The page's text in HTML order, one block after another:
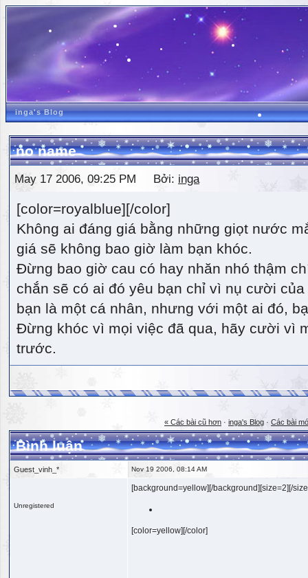
inga's Blog
no name
May 17 2006, 09:25 PM Bởi: inga
[color=royalblue][/color]
Không ai đáng giá bằng những giọt nước
giá sẽ không bao giờ làm bạn khóc.
Đừng bao giờ cau có hay nhăn nhó thậm
chắn sẽ có ai đó yêu bạn chỉ vì nụ cười
bạn là một cá nhân, nhưng với một ai đó,
Đừng khóc vì mọi việc đã qua, hãy cười vì
trước.
« Các bài cũ hơn · inga's Blog · Các bài
Bình luận
Guest_vinh_* Nov 19 2006, 08:14 AM
Unregistered
[background=yellow][/background][size=2][/
[color=yellow][/color]